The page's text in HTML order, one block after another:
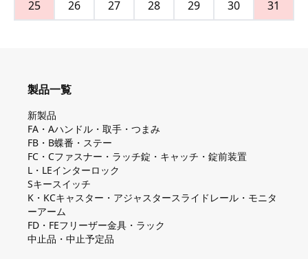
25
26 27 28 29 30 31
製品一覧
新製品
FA・Aハンドル・取手・つまみ
FB・B蝶番・ステー
FC・Cファスナー・ラッチ錠・キャッチ・錠前装置
L・LEインターロック
Sキースイッチ
K・KCキャスター・アジャスタースライドレール・モニタ
ーアーム
FD・FEフリーザー金具・ラック
中止品・中止予定品